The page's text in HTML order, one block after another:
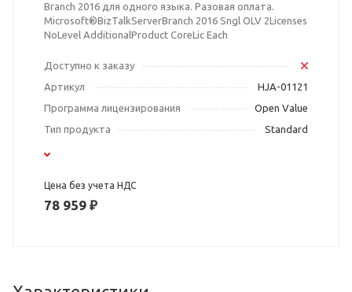
Branch 2016 для одного языка. Разовая оплата.
Microsoft®BizTalkServerBranch 2016 Sngl OLV 2Licenses
NoLevel AdditionalProduct CoreLic Each
Доступно к заказу
Артикул
HJA-01121
Программа лицензирования
Open Value
Тип продукта
Standard
Цена без учета НДС
78 959 ₽